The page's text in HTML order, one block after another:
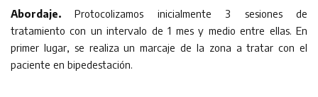
Abordaje. Protocolizamos inicialmente 3 sesiones de
tratamiento con un intervalo de 1 mes y medio entre ellas. En
primer lugar, se realiza un marcaje de la zona a tratar con el
paciente en bipedestación.